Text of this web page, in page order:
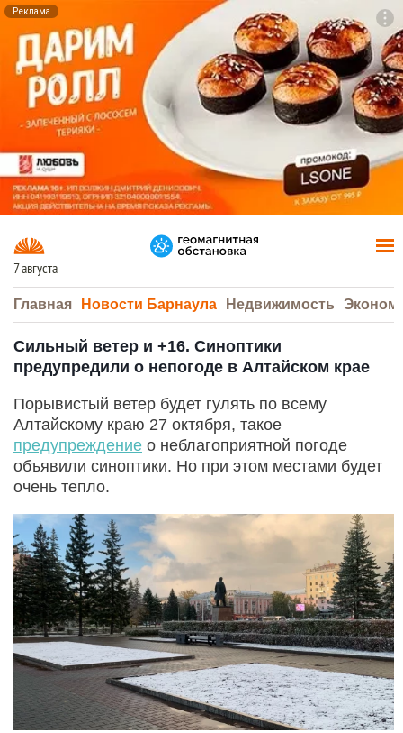
Реклама
7 августа
Главная Новости Барнаула Недвижимость
Сильный ветер и +16. Синоптики
предупредили о непогоде в Алтайском крае
Порывистый ветер будет гулять по всему
Алтайскому краю 27 октября, такое
предупреждение о неблагоприятной погоде
объявили синоптики. Но при этом местами будет
очень тепло.